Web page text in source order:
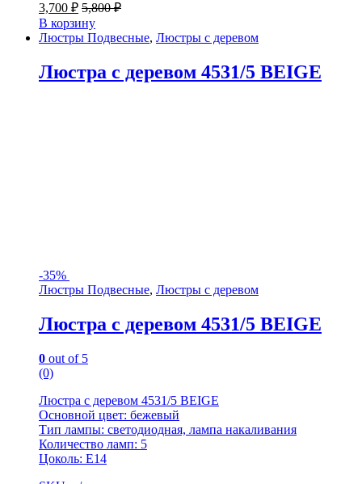
3,700 ₽ 5,800₽
В корзину
Люстры Подвесные, Люстры с деревом
Люстра с деревом 4531/5 BEIGE
-35%
Люстры Подвесные, Люстры с деревом
Люстра с деревом 4531/5 BEIGE
0 out of 5
(0)
Люстра с деревом 4531/5 BEIGE
Основной цвет: бежевый
Тип лампы: светодиодная, лампа накаливания
Количество ламп: 5
Цоколь: Е14